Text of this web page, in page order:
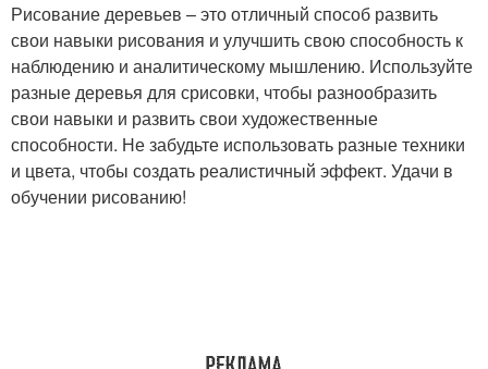
Рисование деревьев – это отличный способ развить
свои навыки рисования и улучшить свою способность к
наблюдению и аналитическому мышлению. Используйте
разные деревья для срисовки, чтобы разнообразить
свои навыки и развить свои художественные
способности. Не забудьте использовать разные техники
и цвета, чтобы создать реалистичный эффект. Удачи в
обучении рисованию!